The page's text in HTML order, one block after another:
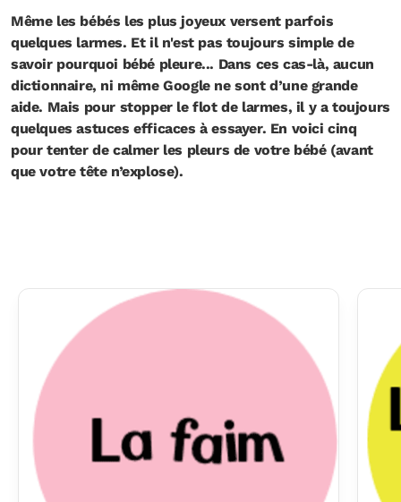
Même les bébés les plus joyeux versent parfois
quelques larmes. Et il n'est pas toujours simple de
savoir pourquoi bébé pleure... Dans ces cas-là, aucun
dictionnaire, ni même Google ne sont d’une grande
aide. Mais pour stopper le flot de larmes, il y a toujours
quelques astuces efficaces à essayer. En voici cinq
pour tenter de calmer les pleurs de votre bébé (avant
que votre tête n’explose).